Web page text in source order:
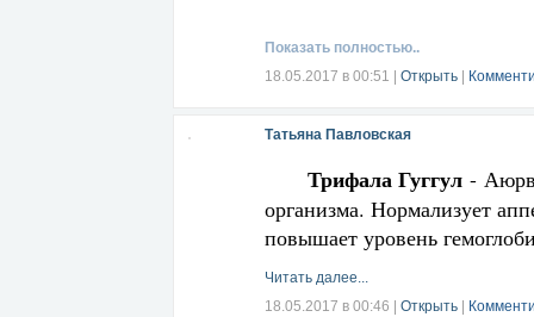
Показать полностью..
18.05.2017 в 00:51
Открыть
Татьяна Павловская
Трифала Гуггул -
организма. Нормализует
повышает уровень
Читать далее...
18.05.2017 в 00:46
Открыть